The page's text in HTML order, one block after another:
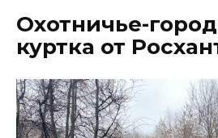
Охотничье-
куртка от